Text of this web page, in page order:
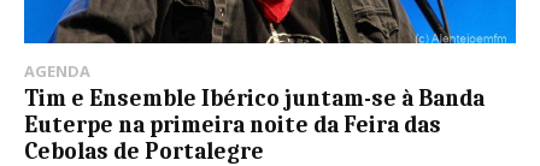
AGENDA
Tim e Ensemble Ibérico juntam-se à Banda
Euterpe na primeira noite da Feira das
Cebolas de Portalegre